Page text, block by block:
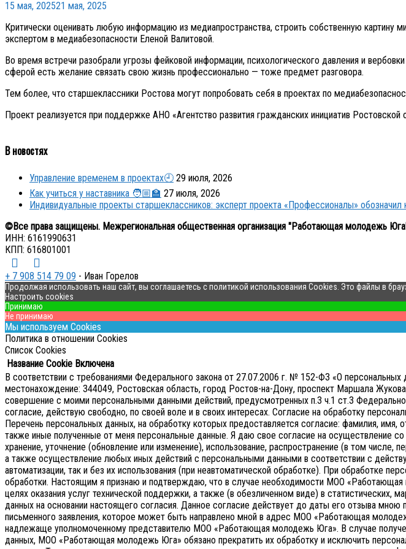
15 мая, 202521 мая, 2025
Критически оценивать любую информацию из медиапространства, строить собственную
экспертом в медиабезопасности Еленой Валитовой.
Во время встречи разобрали угрозы фейковой информации, психологического давления и
сферой есть желание связать свою жизнь профессионально — тоже предмет разговора.
Тем более, что старшеклассники Ростова могут попробовать себя в проектах по
Проект реализуется при поддержке АНО «Агентство развития гражданских инициатив Ростовской
В новостях
Управление временем в проектах🕘 29 июля, 2026
Как учиться у наставника 🧑🏼‍🏫 27 июля, 2026
Индивидуальные проекты старшеклассников: эксперт проекта «Профессионалы»
©Все права защищены. Межрегиональная общественная организация "Работающая молодежь
ИНН: 6161990631
КПП: 616801001
+ 7 908 514 79 09 - Иван Горелов
Продолжая использовать наш сайт, вы соглашаетесь с политикой использования Cookies. Это файлы в
Настроить cookies
Принимаю
Не принимаю
Мы используем Cookies
Политика в отношении Cookies
Список Cookies
Название Cookie Включена
В соответствии с требованиями Федерального закона от 27.07.2006 г. № 152-ФЗ «О
местонахождение: 344049, Ростовская область, город Ростов-на-Дону, проспект Маршала
совершение с моими персональными данными действий, предусмотренных п.3 ч.1 ст.3
согласие, действую свободно, по своей воле и в своих интересах. Согласие на обработку
Перечень персональных данных, на обработку которых предоставляется согласие: фамилия,
также иные полученные от меня персональные данные. Я даю свое согласие на осуществление
хранение, уточнение (обновление или изменение), использование, распространение (в том числе,
а также осуществление любых иных действий с персональными данными в соответствии с
автоматизации, так и без их использования (при неавтоматической обработке). При обработке
обработки. Настоящим я признаю и подтверждаю, что в случае необходимости МОО
целях оказания услуг технической поддержки, а также (в обезличенном виде) в статистических,
данных на основании настоящего согласия. Данное согласие действует до даты его отзыва
письменного заявления, которое может быть направлено мной в адрес МОО «Работающая
надлежаще уполномоченному представителю МОО «Работающая молодежь Юга». В случае
данных, МОО «Работающая молодежь Юга» обязано прекратить их обработку и исключить